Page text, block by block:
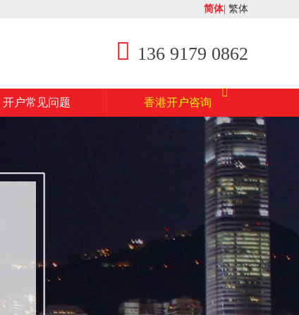
简体| 繁体
136 9179 0862
开户常见问题 香港开户咨询